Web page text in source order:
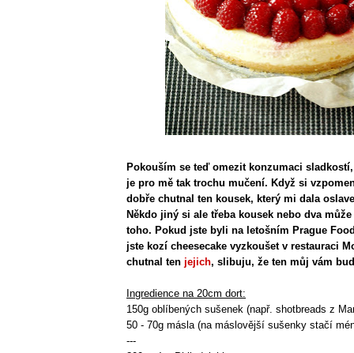
Pokouším se teď omezit konzumaci
je pro mě tak trochu mučení. Když si
dobře chutnal ten kousek, který mi dala
Někdo jiný si ale třeba kousek nebo dva
toho. Pokud jste byli na letošním Prague
jste kozí cheesecake vyzkoušet v restauraci
chutnal ten jejich, slibuju, že ten můj vám
Ingredience na 20cm dort:
150g oblíbených sušenek (např. shotbreads z
50 - 70g másla (na máslovější sušenky stačí
---